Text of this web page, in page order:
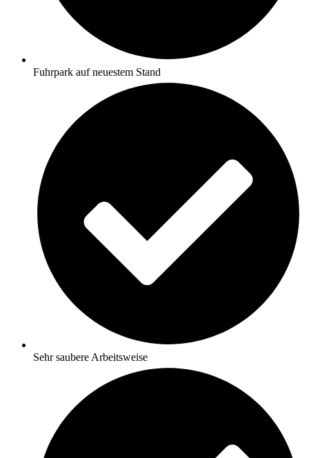
Fuhrpark auf neuestem Stand
Sehr saubere Arbeitsweise